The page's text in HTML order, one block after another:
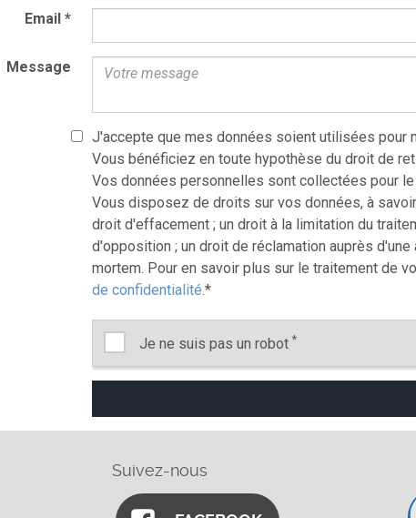
Email*
Message
J'accepte que mes données soient utilisées pour
Vous bénéficiez en toute hypothèse du droit de
Vos données personnelles sont collectées pour
Vous disposez de droits sur vos données, à
droit d'effacement ; un droit à la limitation du
d'opposition ; un droit de réclamation auprès
mortem. Pour en savoir plus sur le traitement de
de confidentialité.*
Je ne suis pas un robot *
Suivez-nous